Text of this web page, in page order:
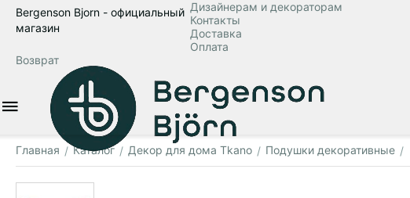
Bergenson Bjorn - официальный
магазин
Дизайнерам и декораторам
Контакты
Доставка
Оплата
Возврат
Главная / Каталог / Декор для дома Tkano / Подушки декоративные /